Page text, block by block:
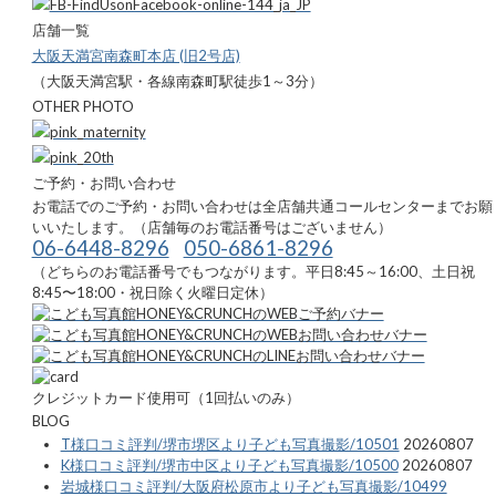
店舗一覧
大阪天満宮南森町本店 (旧2号店)
（大阪天満宮駅・各線南森町駅徒歩1～3分）
OTHER PHOTO
ご予約・お問い合わせ
お電話でのご予約・お問い合わせは全店舗共通コールセンターまでお願
いいたします。（店舗毎のお電話番号はございません）
06-6448-8296 050-6861-8296
（どちらのお電話番号でもつながります。平日8:45～16:00、土日祝
8:45〜18:00・祝日除く火曜日定休）
クレジットカード使用可（1回払いのみ）
BLOG
T様口コミ評判/堺市堺区より子ども写真撮影/10501 20260807
K様口コミ評判/堺市中区より子ども写真撮影/10500 20260807
岩城様口コミ評判/大阪府松原市より子ども写真撮影/10499